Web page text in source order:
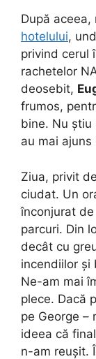
După
hotelului,
privind cerul
rachetelor
deosebit,
frumos,
bine. Nu
au mai
Ziua, privit
ciudat. Un
înconjurat
parcuri. Din
decât cu
incendiilor și
Ne-am mai
plece. Dacă
pe George
ideea că
n-am reușit.